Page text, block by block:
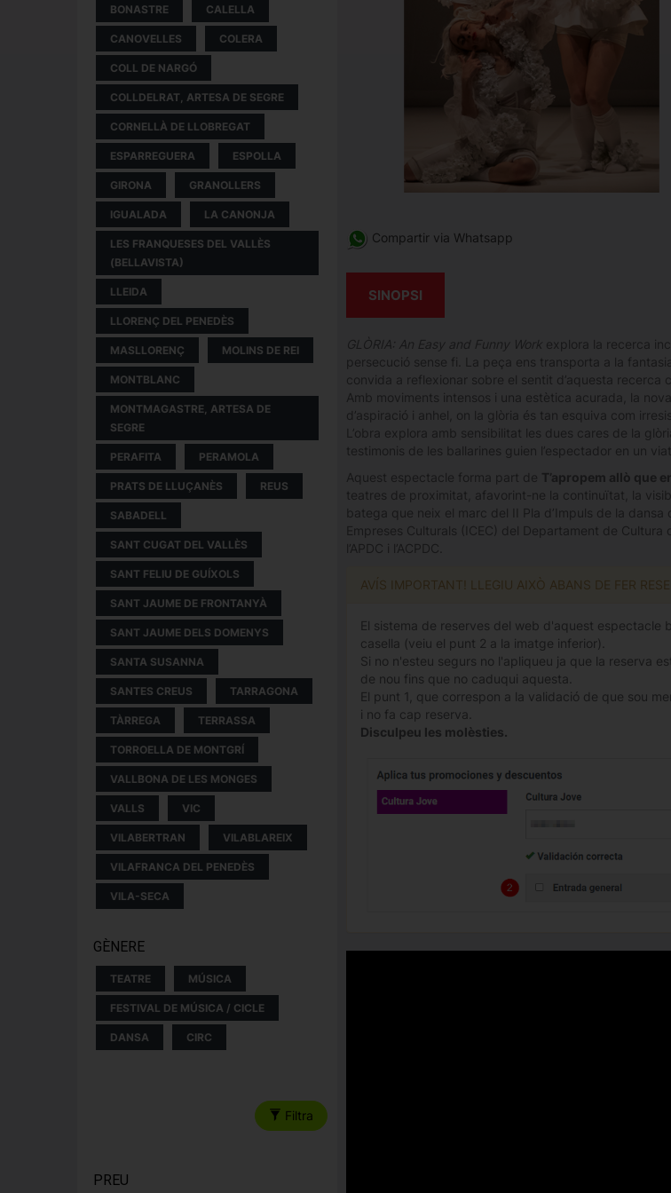
BONASTRE CALELLA
CANOVELLES COLERA
COLL DE NARGÓ
COLLDELRAT, ARTESA DE SEGRE
CORNELLÀ DE LLOBREGAT
ESPARREGUERA ESPOLLA
GIRONA GRANOLLERS
IGUALADA LA CANONJA
LES FRANQUESES DEL VALLÈS
(BELLAVISTA)
LLEIDA
LLORENÇ DEL PENEDÈS
MASLLORENÇ MOLINS DE REI
MONTBLANC
MONTMAGASTRE, ARTESA DE
SEGRE
PERAFITA PERAMOLA
PRATS DE LLUÇANÈS REUS
SABADELL
SANT CUGAT DEL VALLÈS
SANT FELIU DE GUÍXOLS
SANT JAUME DE FRONTANYÀ
SANT JAUME DELS DOMENYS
SANTA SUSANNA
SANTES CREUS TARRAGONA
TÀRREGA TERRASSA
TORROELLA DE MONTGRÍ
VALLBONA DE LES MONGES
VALLS VIC
VILABERTRAN VILABLAREIX
VILAFRANCA DEL PENEDÈS
VILA-SECA
GÈNERE
TEATRE MÚSICA
FESTIVAL DE MÚSICA / CICLE
DANSA CIRC
Filtra
PREU
Compartir via Whatsapp
SINOPSI
GLÒRIA: An Easy and Funny Work explora la recerca
persecució sense fi. La peça ens transporta a la
convida a reflexionar sobre el sentit d’aquesta recerca
Amb moviments intensos i una estètica acurada, la
d’aspiració i anhel, on la glòria és tan esquiva com
L’obra explora amb sensibilitat les dues cares de la
testimonis de les ballarines guien l’espectador en un
Aquest espectacle forma part de T’apropem allò que
teatres de proximitat, afavorint-ne la continuïtat, la
batega que neix el marc del II Pla d’Impuls de la
Empreses Culturals (ICEC) del Departament de
l’APDC i l’ACPDC.
AVÍS IMPORTANT! LLEGIU AIXÒ ABANS DE FER
El sistema de reserves del web d'aquest
casella (veiu el punt 2 a la imatge inferior).
Si no n'esteu segurs no l'apliqueu ja que la reserva
de nou fins que no caduqui aquesta.
El punt 1, que correspon a la validació de que sou
i no fa cap reserva.
Disculpeu les molèsties.